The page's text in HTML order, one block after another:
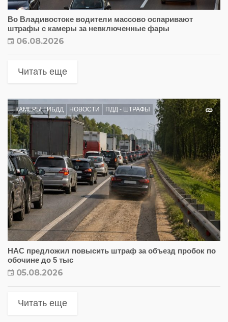
Во Владивостоке водители массово оспаривают
штрафы с камеры за невключенные фары
06.08.2026
Читать еще
КАМЕРЫ ГИБДД НОВОСТИ ПДД - ШТРАФЫ
НАС предложил повысить штраф за объезд пробок по
обочине до 5 тыс
05.08.2026
Читать еще